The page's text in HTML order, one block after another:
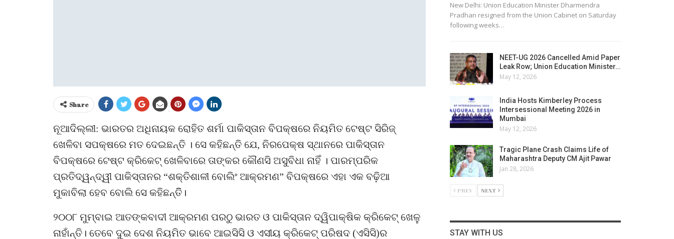
Share
ନୂଆଦିଲ୍ଲୀ: ଭାରତର ଅଧିନାୟକ ରୋହିତ ଶର୍ମା ପାକିସ୍ତାନ ବିପକ୍ଷରେ ନିୟମିତ ଟେଷ୍ଟ ସିରିଜ୍
ଖେଳିବା ସପକ୍ଷରେ ମତ ଦେଇଛନ୍ତି । ସେ କହିଛନ୍ତି ଯେ, ନିରପେକ୍ଷ ସ୍ଥାନରେ ପାକିସ୍ତାନ
ବିପକ୍ଷରେ ଟେଷ୍ଟ କ୍ରିକେଟ୍ ଖେଳିବାରେ ତାଙ୍କର କୌଣସି ଅସୁବିଧା ନାହିଁ । ପାରମ୍ପରିକ
ପ୍ରତିଦ୍ୱନ୍ଦ୍ୱୀ ପାକିସ୍ତାନର “ଶକ୍ତିଶାଳୀ ବୋଲିଂ ଆକ୍ରମଣ” ବିପକ୍ଷରେ ଏହା ଏକ ବଢ଼ିଆ
ମୁକାବିଲା ହେବ ବୋଲି ସେ କହିଛନ୍ତିି।
୨୦୦୮ ମୁମ୍ବାଇ ଆତଙ୍କବାଦୀ ଆକ୍ରମଣ ପରଠୁ ଭାରତ ଓ ପାକିସ୍ତାନ ଦ୍ୱିପାକ୍ଷିକ କ୍ରିକେଟ୍ ଖେଳୁ
ନାହାଁନ୍ତି। ତେବେ ଦୁଇ ଦେଶ ନିୟମିତ ଭାବେ ଆଇସିସି ଓ ଏସୀୟ କ୍ରିକେଟ୍ ପରିଷଦ (ଏସିସି)ର
New Delhi: Union Education Minister Dharmendra
Pradhan resigned from the Union Cabinet on Saturday
following weeks…
NEET-UG 2026 Cancelled Amid Paper
Leak Row; Union Education Minister…
May 12, 2026
India Hosts Kimberley Process
Intersessional Meeting 2026 in
Mumbai
May 12, 2026
Tragic Plane Crash Claims Life of
Maharashtra Deputy CM Ajit Pawar
Jan 28, 2026
PREV NEXT
STAY WITH US